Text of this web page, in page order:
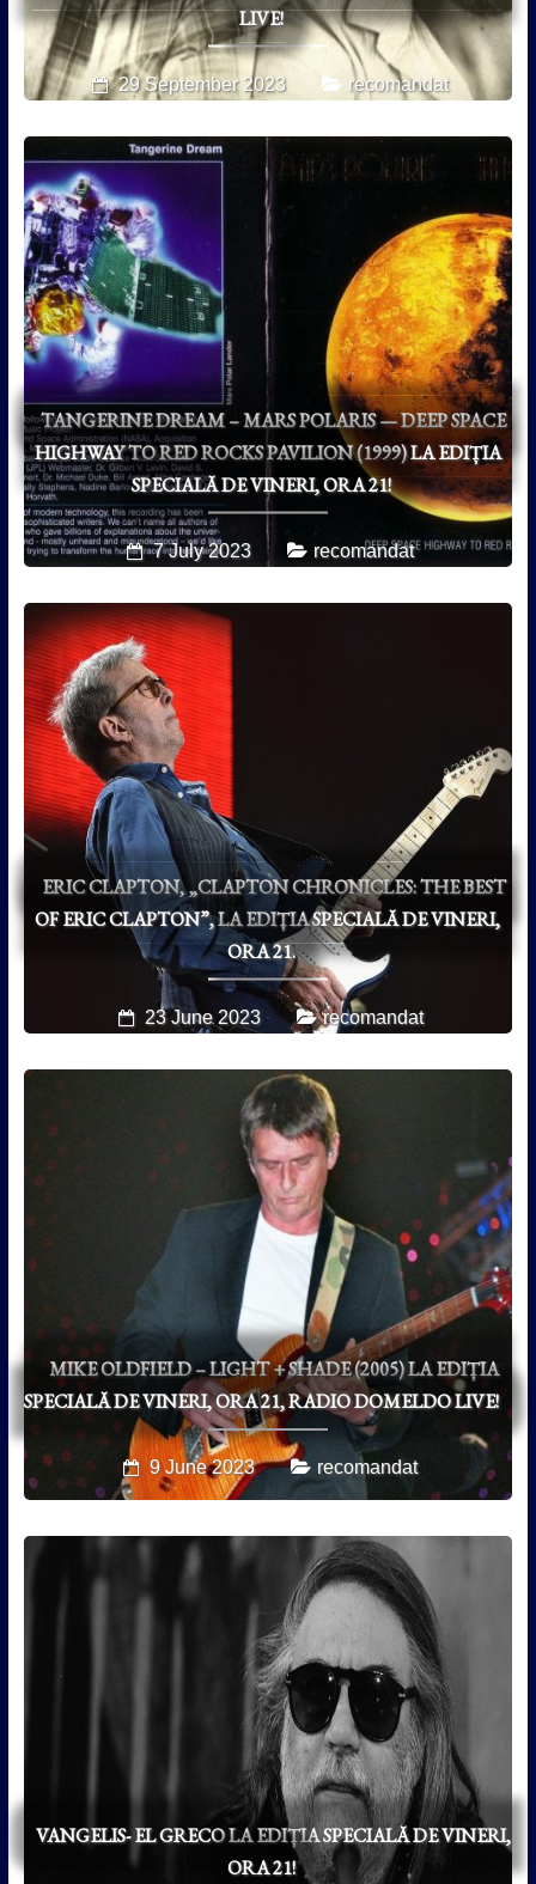
LIVE!
29 September 2023 recomandat
TANGERINE DREAM – MARS POLARIS — DEEP SPACE
HIGHWAY TO RED ROCKS PAVILION (1999) LA EDIȚIA
SPECIALĂ DE VINERI, ORA 21!
7 July 2023 recomandat
ERIC CLAPTON, „CLAPTON CHRONICLES: THE BEST
OF ERIC CLAPTON”, LA EDIȚIA SPECIALĂ DE VINERI,
ORA 21.
23 June 2023 recomandat
MIKE OLDFIELD – LIGHT + SHADE (2005) LA EDIȚIA
SPECIALĂ DE VINERI, ORA 21, RADIO DOMELDO LIVE!
9 June 2023 recomandat
VANGELIS- EL GRECO LA EDIȚIA SPECIALĂ DE VINERI,
ORA 21!